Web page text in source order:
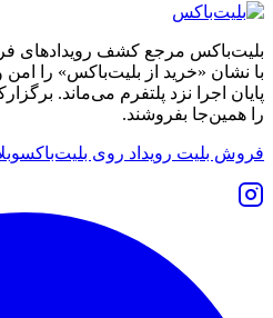
بلیت‌باکس مرجع کشف رویدادهای
با نشان «خرید از بلیت‌باکس» را
پایان اجرا نزد پلتفرم می‌ماند.
را همین‌جا بفروشند.
فروش بلیت رویداد روی بلیت‌باکس